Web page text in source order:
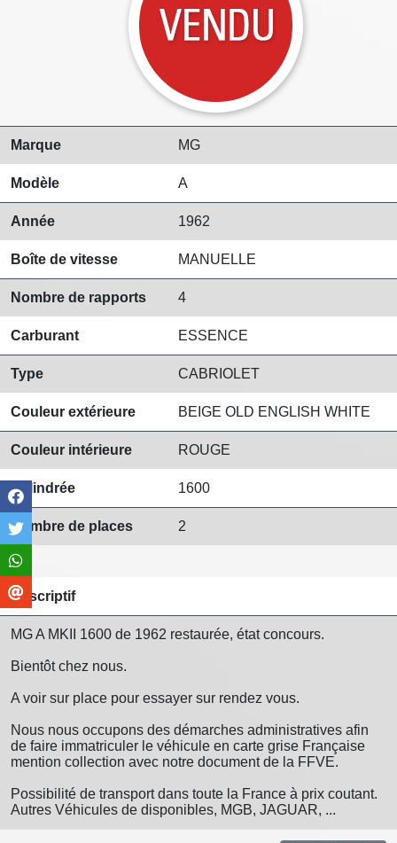
Marque MG
Modèle A
Année 1962
Boîte de vitesse MANUELLE
Nombre de rapports 4
Carburant ESSENCE
Type CABRIOLET
Couleur extérieure BEIGE OLD ENGLISH WHITE
Couleur intérieure ROUGE
Cylindrée 1600
Nombre de places 2
Descriptif
MG A MKII 1600 de 1962 restaurée, état concours.
Bientôt chez nous.
A voir sur place pour essayer sur rendez vous.
Nous nous occupons des démarches administratives afin
de faire immatriculer le véhicule en carte grise Française
mention collection avec notre document de la FFVE.
Possibilité de transport dans toute la France à prix coutant.
Autres Véhicules de disponibles, MGB, JAGUAR, ...